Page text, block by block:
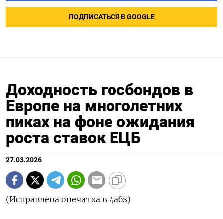
ПОДПИСАТЬСЯ В GOOGLE
Доходность госбондов в
Европе на многолетних
пиках на фоне ожидания
роста ставок ЕЦБ
27.03.2026
(Исправлена опечатка в 4абз)